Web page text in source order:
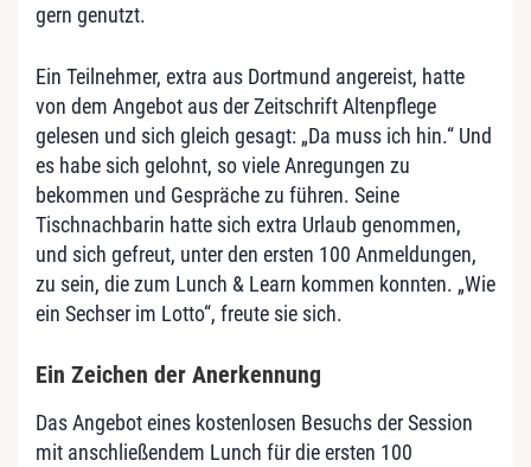
gern genutzt.
Ein Teilnehmer, extra aus Dortmund angereist, hatte
von dem Angebot aus der Zeitschrift Altenpflege
gelesen und sich gleich gesagt: „Da muss ich hin.“ Und
es habe sich gelohnt, so viele Anregungen zu
bekommen und Gespräche zu führen. Seine
Tischnachbarin hatte sich extra Urlaub genommen,
und sich gefreut, unter den ersten 100 Anmeldungen,
zu sein, die zum Lunch & Learn kommen konnten. „Wie
ein Sechser im Lotto“, freute sie sich.
Ein Zeichen der Anerkennung
Das Angebot eines kostenlosen Besuchs der Session
mit anschließendem Lunch für die ersten 100